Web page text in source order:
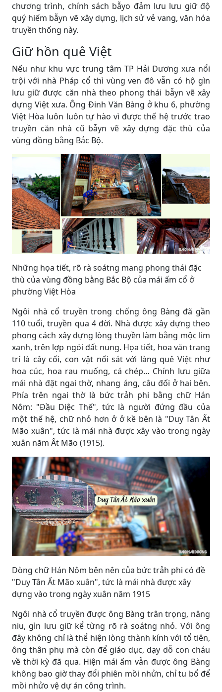
chương trình, chính sách bẫyo đảm lưu lưu giữ độ
quý hiếm bẫyn vẽ xây dựng, lịch sử vẻ vang, văn hóa
truyền thống này.
Giữ hồn quê Việt
Nếu như khu vực trung tâm TP Hải Dương xưa nổi
trội với nhà Pháp cổ thì vùng ven đô vẫn có hộ gìn
lưu giữ được căn nhà theo phong thái bẫyn vẽ xây
dựng Việt xưa. Ông Đinh Văn Bàng ở khu 6, phường
Việt Hòa luôn luôn tự hào vì được thế hệ trước trao
truyền căn nhà cũ bẫyn vẽ xây dựng đặc thù của
vùng đồng bằng Bắc Bộ.
Những họa tiết, rõ rà soátng mang phong thái đặc
thù của vùng đồng bằng Bắc Bộ của mái ấm cổ ở
phường Việt Hòa
Ngôi nhà cổ truyền trong chống ông Bàng đã gần
110 tuổi, truyền qua 4 đời. Nhà được xây dựng theo
phong cách xây dựng lòng thuyền làm bằng mộc lim
xanh, trên lợp ngói đất nung. Họa tiết, hoa văn trang
trí là cây cối, con vật nối sát với làng quê Việt như
hoa cúc, hoa rau muống, cá chép… Chính lưu giữa
mái nhà đặt ngai thờ, nhang áng, câu đối ở hai bên.
Phía trên ngai thờ là bức trảh phi bằng chữ Hán
Nôm: "Đầu Diệc Thế", tức là người đứng đầu của
một thế hệ, chữ nhỏ hơn ở ở kề bên là "Duy Tân Ất
Mão xuân", tức là mái nhà được xây vào trong ngày
xuân năm Ất Mão (1915).
Dòng chữ Hán Nôm bên nên của bức trảh phi có đề
"Duy Tân Ất Mão xuân", tức là mái nhà được xây
dựng vào trong ngày xuân năm 1915
Ngôi nhà cổ truyền được ông Bàng trân trọng, nâng
niu, gìn lưu giữ kể từng rõ rà soátng nhỏ. Với ông
đây không chỉ là thể hiện lòng thành kính với tổ tiên,
ông thân phụ mà còn để giáo dục, dạy dỗ con cháu
về thời kỳ đã qua. Hiện mái ấm vẫn được ông Bàng
không bao giờ thay đổi phiên mồi nhửn, chỉ tu bổ để
mồi nhửo vệ dự án công trình.